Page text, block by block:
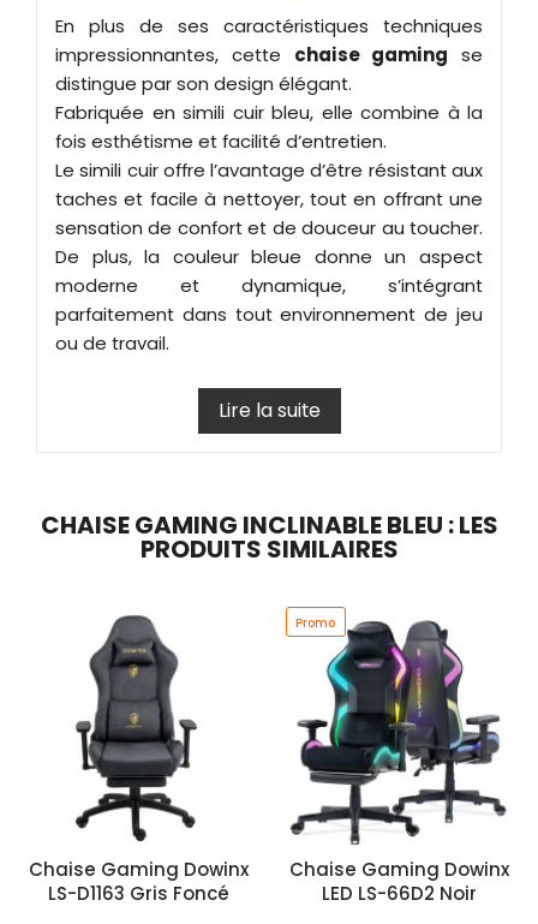
En plus de ses caractéristiques techniques
impressionnantes, cette chaise gaming se
distingue par son design élégant.
Fabriquée en simili cuir bleu, elle combine à la
fois esthétisme et facilité d’entretien.
Le simili cuir offre l’avantage d’être résistant aux
taches et facile à nettoyer, tout en offrant une
sensation de confort et de douceur au toucher.
De plus, la couleur bleue donne un aspect
moderne et dynamique, s’intégrant
parfaitement dans tout environnement de jeu
ou de travail.
Lire la suite
CHAISE GAMING INCLINABLE BLEU : LES
PRODUITS SIMILAIRES
Chaise Gaming Dowinx
LS-D1163 Gris Foncé
Promo
Chaise Gaming Dowinx
LED LS-66D2 Noir